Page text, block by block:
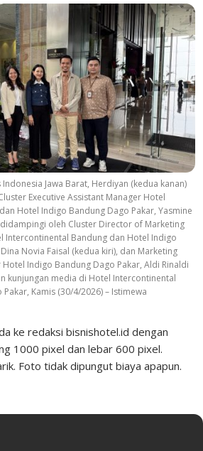
Jawa Barat, Herdiyan (kedua kanan)
Executive Assistant Manager Hotel
Hotel Indigo Bandung Dago Pakar, Yasmine
oleh Cluster Director of Marketing
Intercontinental Bandung dan Hotel Indigo
Novia Faisal (kedua kiri), dan Marketing
Indigo Bandung Dago Pakar, Aldi Rinaldi
kunjungan media di Hotel Intercontinental
Kamis (30/4/2026) – Istimewa
ke redaksi bisnishotel.id dengan
1000 pixel dan lebar 600 pixel.
Foto tidak dipungut biaya apapun.